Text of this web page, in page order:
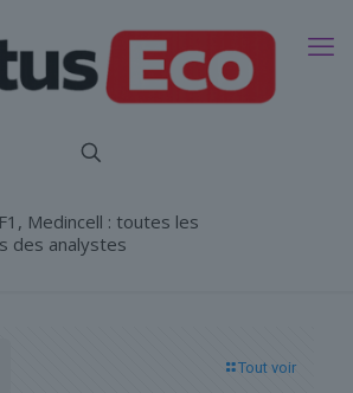
Medincell : toutes les
des analystes
Tout voir